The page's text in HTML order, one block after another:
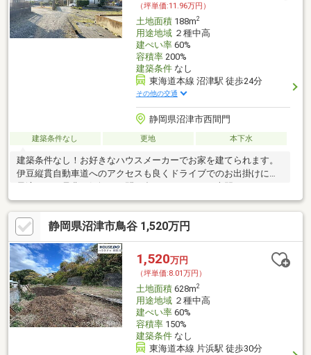
（坪単価:11.96万円）
土地面積188m2
用途地域２種中高
建ぺい率60%
容積率200%
建築条件なし
東海道本線 沼津駅 徒歩24分
その他の交通
静岡県沼津市西間門
建築条件なし 更地 本下水
建築条件なし！お好きなハウスメーカーでお家を建てられます。
伊豆縦貫自動車道へのアクセスも良くドライブでのお出掛けには
親切丁寧に対応いたします。
静岡県沼津市鳥谷 1,520万円
1,520万円
（坪単価:8.01万円）
土地面積628m2
用途地域２種中高
建ぺい率60%
容積率150%
建築条件なし
東海道本線 片浜駅 徒歩30分